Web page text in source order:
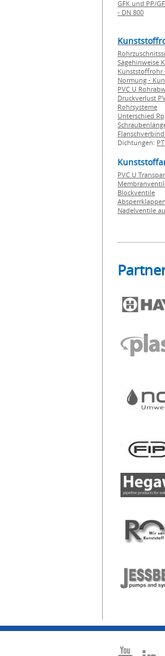
GFK und PP/
- DN 800
Sägehinweise
Kunststoffrohr
Normung -
PVC U
Druckverlust
Rohrsysteme
Unterschied
Dichtungen:
PVC U
Blockventile
Absperrklappen
Nadelventile